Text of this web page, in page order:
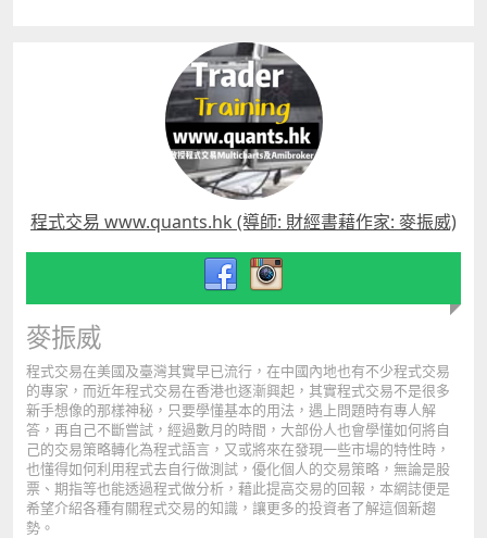
程式交易 www.quants.hk (導師: 財經書藉作家: 麥振威)
麥振威
程式交易在美國及臺灣其實早已流行，在中國內地也有不少程式交易
的專家，而近年程式交易在香港也逐漸興起，其實程式交易不是很多
新手想像的那樣神秘，只要學懂基本的用法，遇上問題時有專人解
答，再自己不斷嘗試，經過數月的時間，大部份人也會學懂如何將自
己的交易策略轉化為程式語言，又或將來在發現一些市場的特性時，
也懂得如何利用程式去自行做測試，優化個人的交易策略，無論是股
票、期指等也能透過程式做分析，藉此提高交易的回報，本網誌便是
希望介紹各種有關程式交易的知識，讓更多的投資者了解這個新趨
勢。